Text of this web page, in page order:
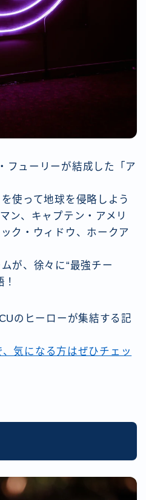
フューリーが結成した「ア
使って地球を侵略しよう
ン、キャプテン・アメリ
ク・ウィドウ、ホークア
が、徐々に“最強チー
のヒーローが集結する記
気になる方はぜひチェッ